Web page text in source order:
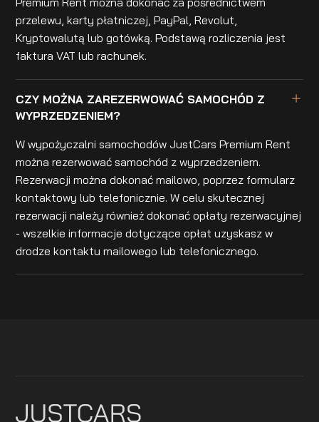
przelewu, karty płatniczej, PayPal, Revolut,
Kryptowalutą lub gotówką. Podstawą rozliczenia jest
faktura VAT lub rachunek.
CZY MOŻNA ZAREZERWOWAĆ SAMOCHÓD Z
WYPRZEDZENIEM?
W wypożyczalni samochodów JustCars Premium Rent
można rezerwować samochód z wyprzedzeniem.
Rezerwacji można dokonać mailowo, poprzez formularz
kontaktowy lub telefonicznie. W celu skutecznej
rezerwacji należy również dokonać opłaty rezerwacyjnej
- wszelkie informacje dotyczące opłat uzyskasz w
drodze kontaktu mailowego lub telefonicznego.